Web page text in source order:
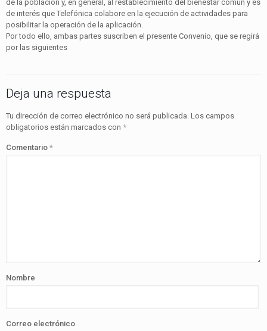
de la población y, en general, al restablecimiento del bienestar común y es
de interés que Telefónica colabore en la ejecución de actividades para
posibilitar la operación de la aplicación.
Por todo ello, ambas partes suscriben el presente Convenio, que se regirá
por las siguientes
Deja una respuesta
Tu dirección de correo electrónico no será publicada. Los campos
obligatorios están marcados con *
Comentario *
Nombre
Correo electrónico